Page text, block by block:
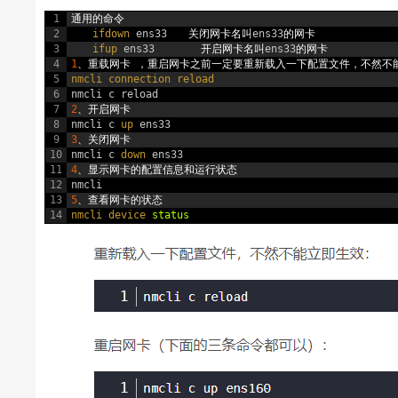
1
2
3
4
5
6
7
8
9
10
11
12
13
14
通用的命令
ifdown ens33 关闭网卡名叫ens33的网卡
ifup ens33 开启网卡名叫ens33的网卡
1、重载网卡
，重启网卡之前一定要重新载入一下配置文件，不然不
nmcli connection
reload
nmcli c
reload
2、开启网卡
nmcli c up ens33
3、关闭网卡
nmcli c down ens33
4、显示网卡的配置信息和运行状态
nmcli
5、查看网卡的状态
nmcli device status